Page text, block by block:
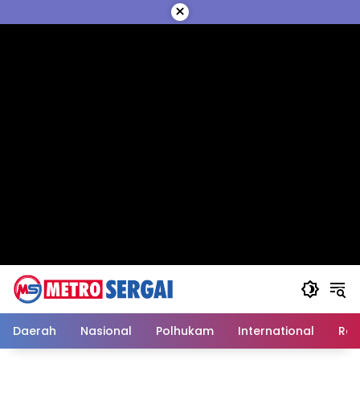
ke
×
Daerah Nasional Polhukam International